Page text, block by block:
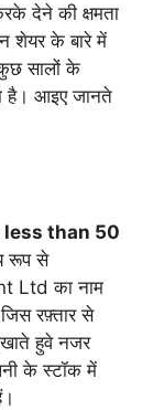
देने की क्षमता
शेयर के बारे में
सालों के
है। आइए जानते
less than 50
रूप से
Ltd का नाम
रफ़्तार से
हुवे नजर
के स्टॉक में